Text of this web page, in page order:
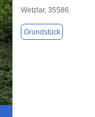
Wetzlar, 35586
Grundstück